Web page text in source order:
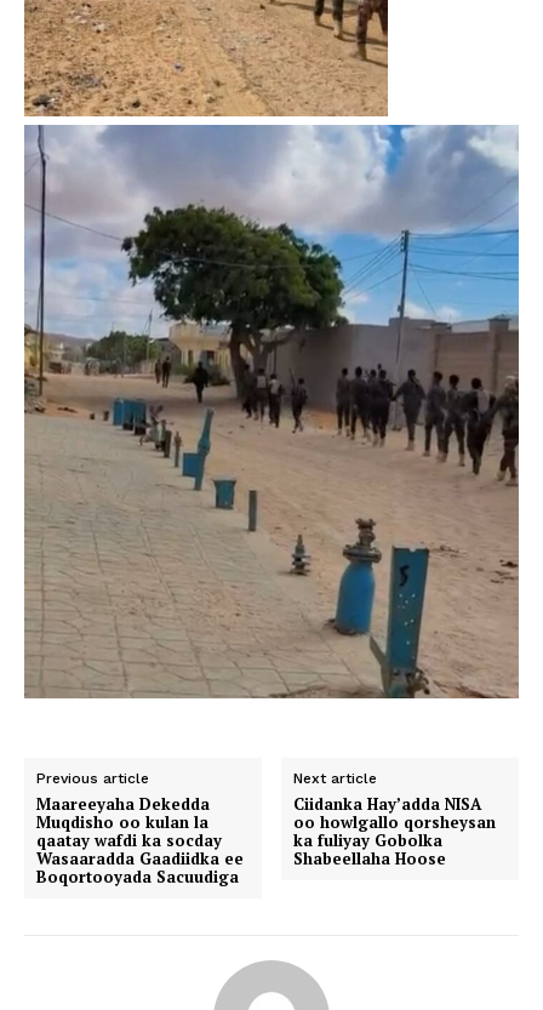
Previous article
Maareeyaha Dekedda
Muqdisho oo kulan la
qaatay wafdi ka socday
Wasaaradda Gaadiidka ee
Boqortooyada Sacuudiga
Next article
Ciidanka Hay’adda NISA
oo howlgallo qorsheysan
ka fuliyay Gobolka
Shabeellaha Hoose